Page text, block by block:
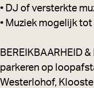
• DJ of versterkte
• Muziek mogelijk
BEREIKBAARHEID
parkeren op
Westerlohof,